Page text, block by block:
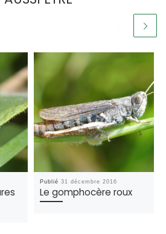
Publié31 décembre 2016
Le gomphocère roux